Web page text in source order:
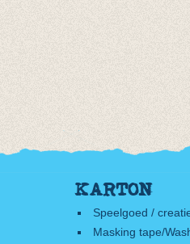
KARTON
Speelgoed /
Masking tape/